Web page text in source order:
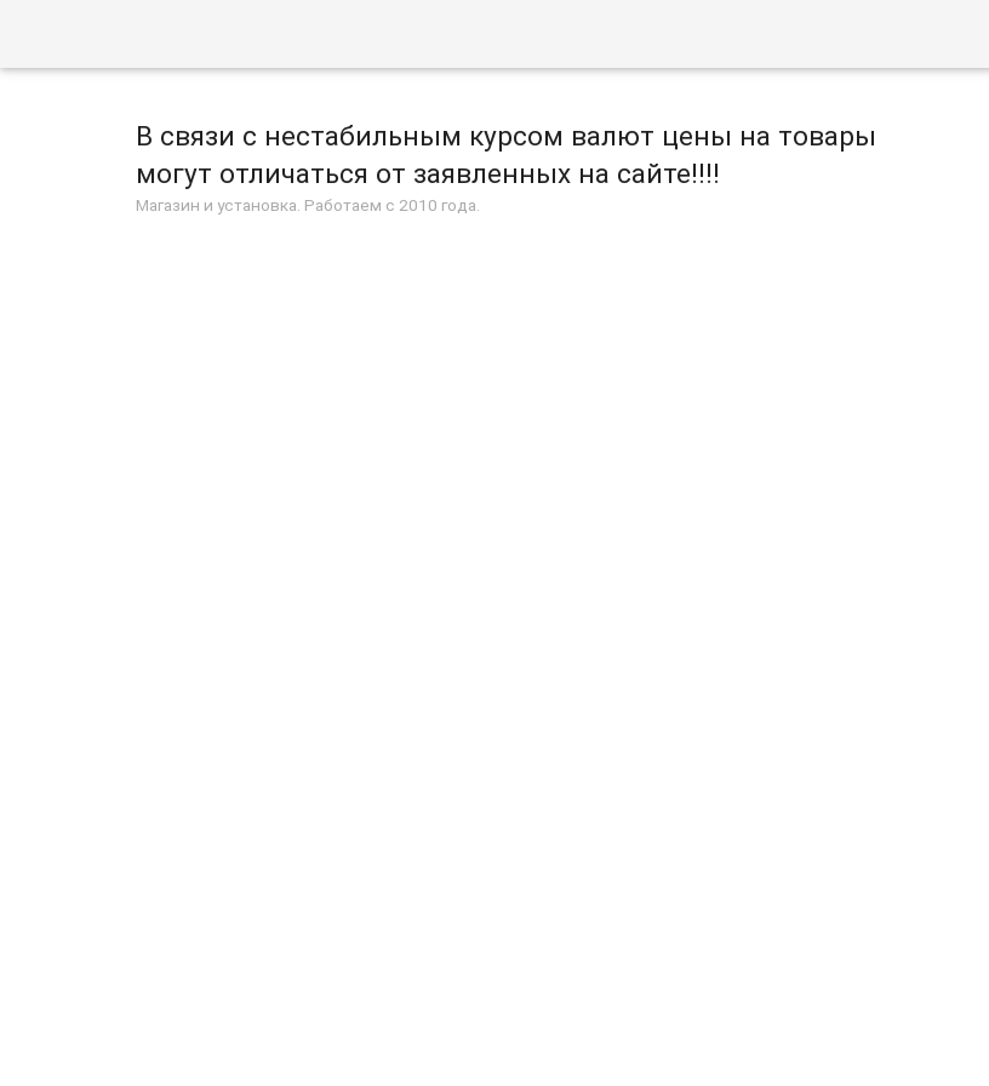
В связи с нестабильным курсом валют цены на товары
могут отличаться от заявленных на сайте!!!!
Магазин и установка. Работаем с 2010 года.